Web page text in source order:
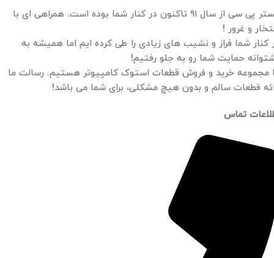
مستر پی سی از سال ۹۱ تاکنون در کنار شما بوده است. همراهی ای با
و غرور !
کنار شما فراز و نشیب های زیادی را طی کرده ایم اما همیشه به
حمایت شما رو به جلو رفتیم!
مجموعه خرید و فروش قطعات استوک کامپیوتر هستیم. رسالت ما
قطعات سالم و بدون هیچ مشکلی، برای شما می باشد!
تماس